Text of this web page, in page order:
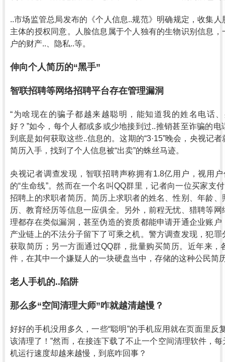
..市场监管总局发布的《个人信息..规范》明确规定，收集
主体的授权同意。人脸信息属于个人独有的生物识别信息
户的财产..、隐私..等。
伸向个人简历的“黑手”
智联招聘等网络招聘平台存在管理漏洞
“为啥现在的骗子都越来越聪明，能知道我的姓名电话
好？”如今，每个人都或多或少地接到过..推销甚至诈骗的
到底是如何获取这些..信息的。这期的“3·15”晚会，央视记
简历入手，找到了个人信息被“出卖”的蛛丝马迹。
央视记者调查发现，智联招聘声称拥有1.8亿用户，视用
的“生命线”。然而在一个名叫QQ群里，记者向一位买家支
招聘上的求职者简历。简历上求职者的姓名、性别、年龄
历、教育经历等信息一应俱全。另外，前程无忧、猎聘等
理都存在类似漏洞，甚至伪造的资质都能申请开通企业账
产业链上的不法分子留下了可乘之机。警方调查发现，犯
获取简历；另一方面通过QQ群，批量购买简历。近年来，
件，在其中一个嫌疑人的一块硬盘当中，存储的这种公民简
老人手机的..陷阱
那么多“空间清理大师”咋就越清越慢？
好好的手机没用多久，一些“聪明”的手机应用就在页面里反
该清理了！”然而，在接连下载了不止一个空间清理软件，
机运行速度却越来越慢，到底咋回事？